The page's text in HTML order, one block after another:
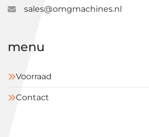
sales@omgmachines.nl
menu
Voorraad
Contact